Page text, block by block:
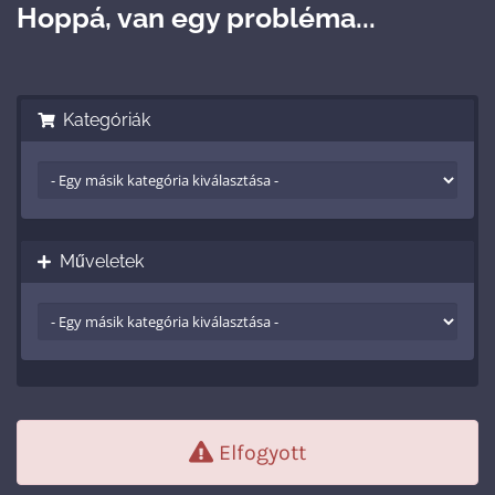
Hoppá, van egy probléma...
Kategóriák
Műveletek
Elfogyott